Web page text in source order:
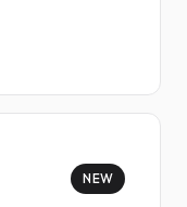
NEW